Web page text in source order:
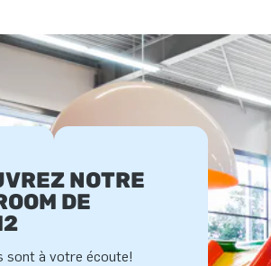
NOTRE
DE
sont à votre écoute!